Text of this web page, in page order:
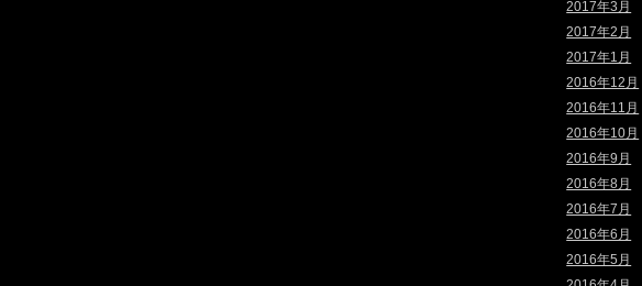
2017年3月
2017年2月
2017年1月
2016年12月
2016年11月
2016年10月
2016年9月
2016年8月
2016年7月
2016年6月
2016年5月